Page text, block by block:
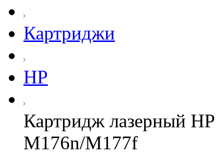
Картриджи
HP
Картридж лазерный
M176n/M177f